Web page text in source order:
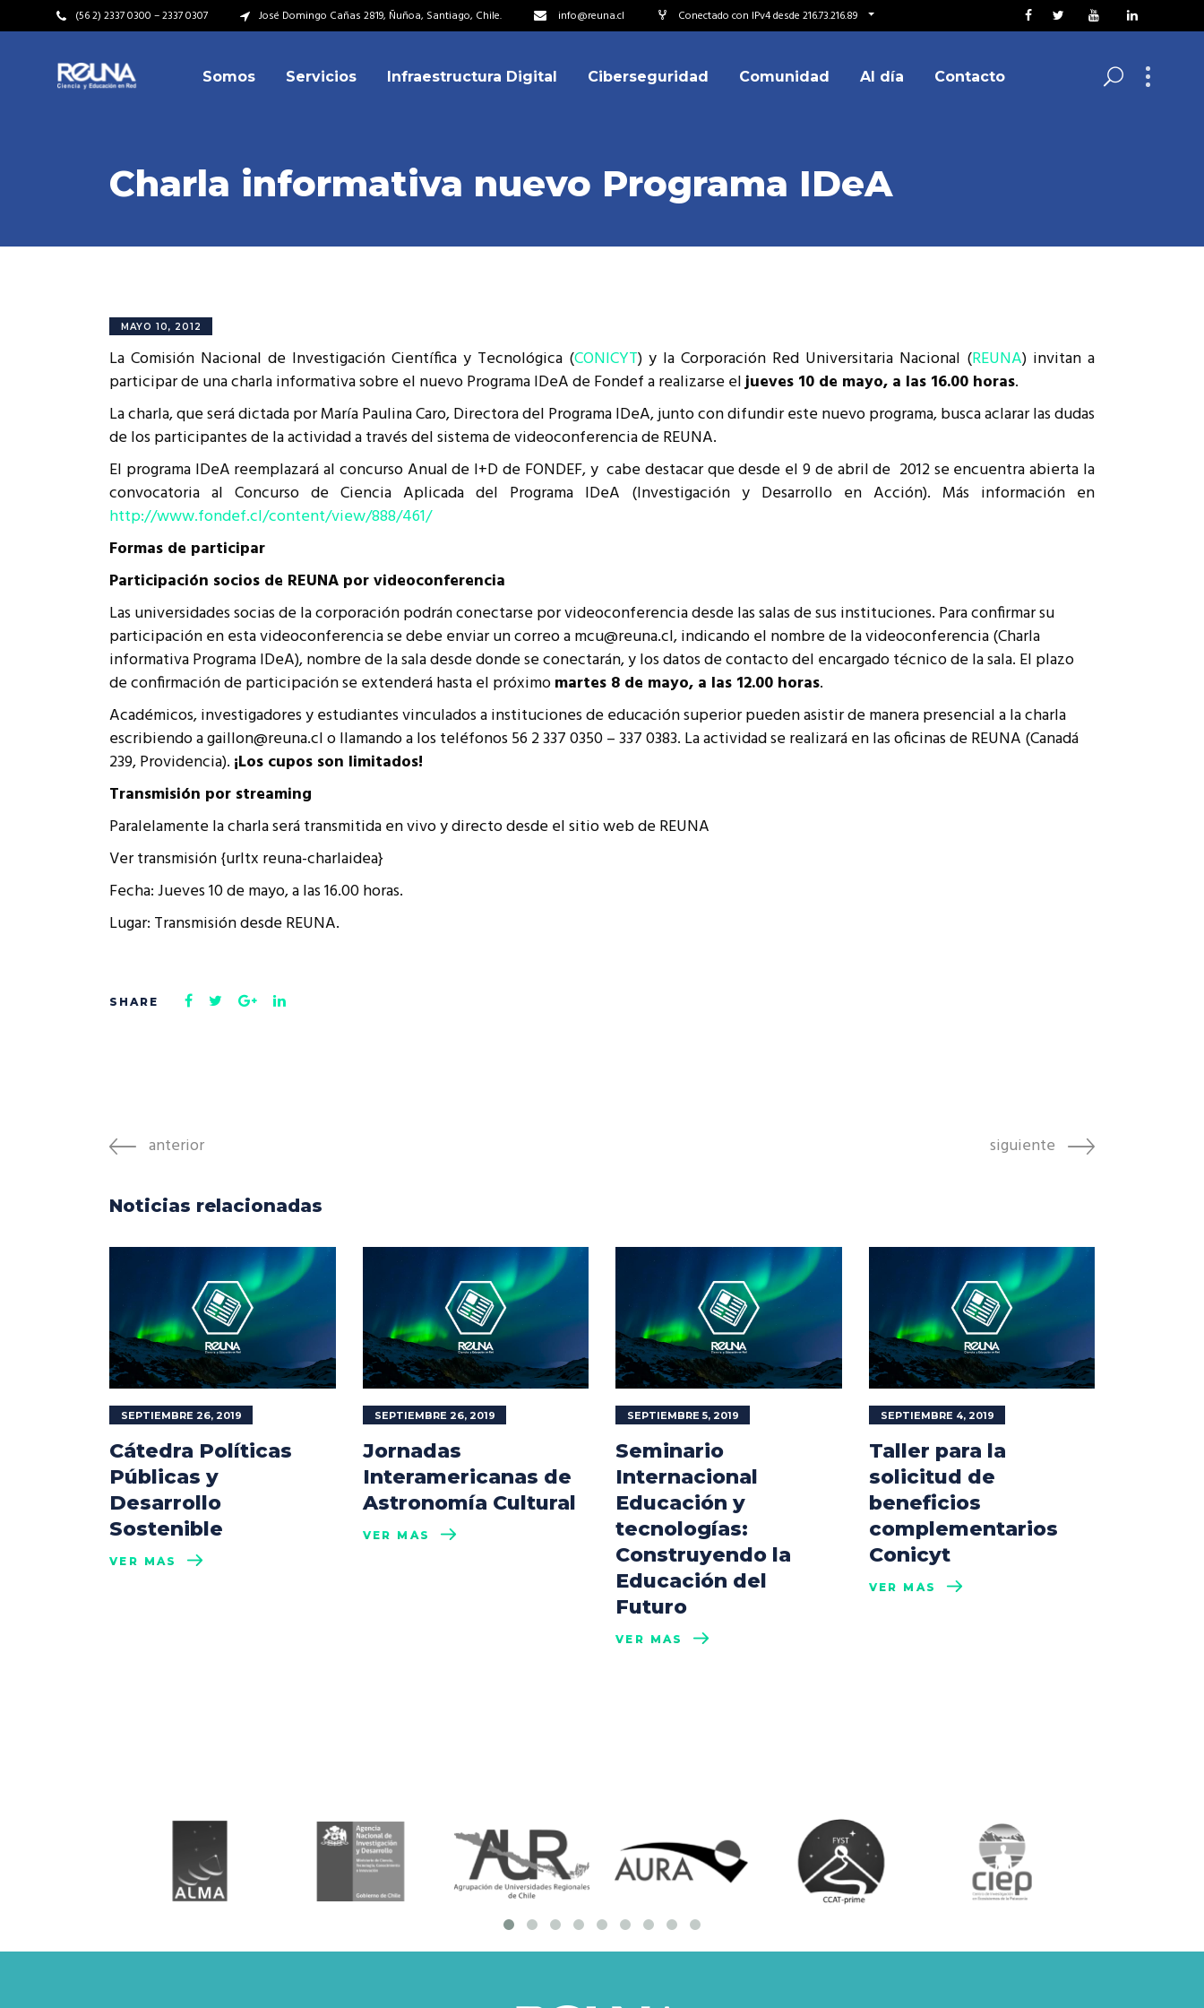
(56 2) 2337 0300 – 2337 0307 José Domingo Cañas 2819, Ñuñoa, Santiago, Chile. info@reuna.cl Conectado con IPv4 desde 216.73.216.89
Somos
Plan Estratégico
Valores
Historia
Cumplimiento Legal
Acuerdos de Colaboración
Representantes
Institucionales
Representantes Técnicos
Servicios Infraestructura Digital Ciberseguridad Comunidad Al día Contacto
Video Institucional
Misión – Visión
Valores
Cumplimiento Legal
Miembros
Directorio
Equipo
Charla informativa nuevo Programa IDeA
MAYO 10, 2012
La Comisión Nacional de Investigación Científica y Tecnológica (CONICYT) y la Corporación Red Universitaria Nacional (REUNA) invitan a
participar de una charla informativa sobre el nuevo Programa IDeA de Fondef a realizarse eljueves 10 de mayo, a las 16.00 horas.
La charla, que será dictada por María Paulina Caro, Directora del Programa IDeA, junto con difundir este nuevo programa, busca aclarar las dudas
de los participantes de la actividad a través del sistema de videoconferencia de REUNA.
El programa IDeA reemplazará al concurso Anual de I+D de FONDEF, y cabe destacar que desde el 9 de abril de 2012 se encuentra abierta la
convocatoria al Concurso de Ciencia Aplicada del Programa IDeA (Investigación y Desarrollo en Acción). Más información en
http://www.fondef.cl/content/view/888/461/
Formas de participar
Participación socios de REUNA por videoconferencia
Las universidades socias de la corporación podrán conectarse por videoconferencia desde las salas de sus instituciones. Para confirmar su
participación en esta videoconferencia se debe enviar un correo a mcu@reuna.cl, indicando el nombre de la videoconferencia (Charla
informativa Programa IDeA), nombre de la sala desde donde se conectarán, y los datos de contacto del encargado técnico de la sala. El plazo
de confirmación de participación se extenderá hasta el próximomartes 8 de mayo, a las 12.00 horas.
Académicos, investigadores y estudiantes vinculados a instituciones de educación superior pueden asistir de manera presencial a la charla
escribiendo a gaillon@reuna.cl o llamando a los teléfonos 56 2 337 0350 – 337 0383. La actividad se realizará en las oficinas de REUNA (Canadá
239, Providencia). ¡Los cupos son limitados!
Transmisión por streaming
Paralelamente la charla será transmitida en vivo y directo desde el sitio web de REUNA
Ver transmisión {urltx reuna-charlaidea}
Fecha: Jueves 10 de mayo, a las 16.00 horas.
Lugar: Transmisión desde REUNA.
anterior siguiente
Noticias relacionadas
SEPTIEMBRE 26, 2019
Cátedra Políticas
Públicas y
Desarrollo
Sostenible
VER MÁS
SEPTIEMBRE 26, 2019
Jornadas
Interamericanas de
Astronomía Cultural
VER MÁS
SEPTIEMBRE 5, 2019
Seminario
Internacional
Educación y
tecnologías:
Construyendo la
Educación del
Futuro
VER MÁS
SEPTIEMBRE 4, 2019
Taller para la
solicitud de
beneficios
complementarios
Conicyt
VER MÁS